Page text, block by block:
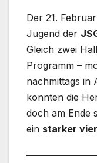
Der 21.
Jugend der
Gleich zwei
Programm –
nachmittags in
konnten die
doch am Ende
ein starker